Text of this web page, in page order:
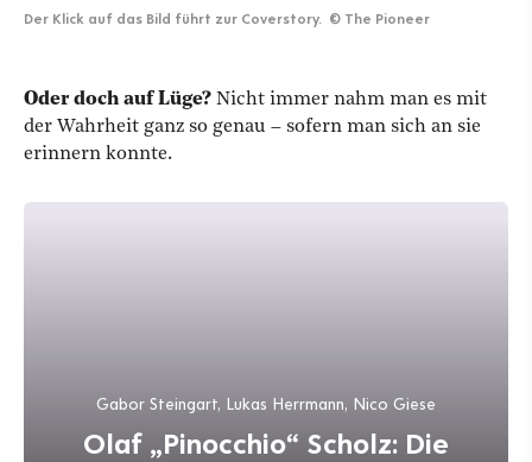
Der Klick auf das Bild führt zur Coverstory. © The Pioneer
Oder doch auf Lüge? Nicht immer nahm man es mit
der Wahrheit ganz so genau – sofern man sich an sie
erinnern konnte.
Gabor Steingart, Lukas Herrmann, Nico Giese
Olaf „Pinocchio“ Scholz: Die